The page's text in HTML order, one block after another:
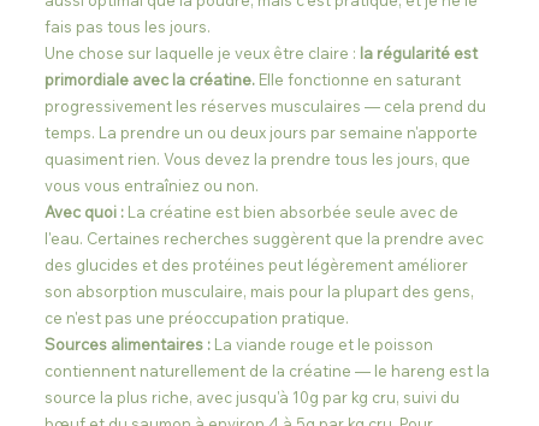
fais pas tous les jours.
Une chose sur laquelle je veux être claire : la régularité est
primordiale avec la créatine. Elle fonctionne en saturant
progressivement les réserves musculaires — cela prend du
temps. La prendre un ou deux jours par semaine n'apporte
quasiment rien. Vous devez la prendre tous les jours, que
vous vous entraîniez ou non.
Avec quoi : La créatine est bien absorbée seule avec de
l'eau. Certaines recherches suggèrent que la prendre avec
des glucides et des protéines peut légèrement améliorer
son absorption musculaire, mais pour la plupart des gens,
ce n'est pas une préoccupation pratique.
Sources alimentaires : La viande rouge et le poisson
contiennent naturellement de la créatine — le hareng est la
source la plus riche, avec jusqu'à 10g par kg cru, suivi du